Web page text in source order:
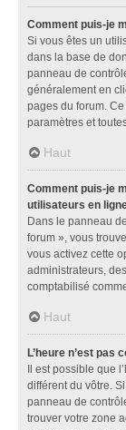
Comment puis-je
Si vous êtes un
dans la base de
panneau de
généralement en
pages du forum.
paramètres et
Haut
Comment puis-je
utilisateurs en
Dans le panneau
forum », vous
vous activez cette
administrateurs,
comptabilisé
Haut
L’heure n’est pas
Il est possible que
différent du vôtre.
panneau de
trouver votre zone